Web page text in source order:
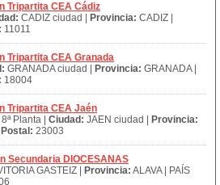
Tripartita CEA Cádiz
CADIZ ciudad | Provincia: CADIZ |
11011
Tripartita CEA Granada
GRANADA ciudad | Provincia: GRANADA |
18004
Tripartita CEA Jaén
Planta | Ciudad: JAEN ciudad |
Provincia:
23003
Secundaria DIOCESANAS
GASTEIZ | Provincia: ALAVA | PAÍS